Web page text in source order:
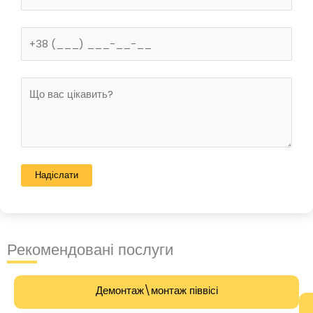
Рекомендовані послуги
Демонтаж\монтаж піввісі